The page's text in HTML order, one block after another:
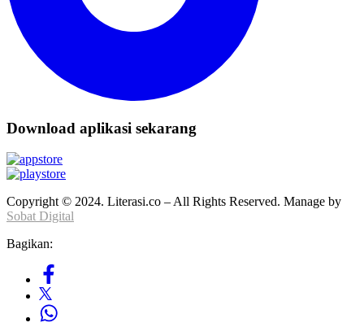
Download aplikasi sekarang
Copyright © 2024. Literasi.co – All Rights Reserved. Manage by
Sobat Digital
Bagikan: